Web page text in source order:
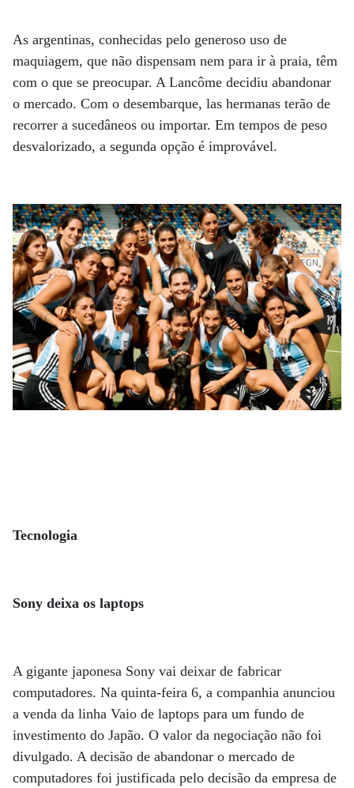
As argentinas, conhecidas pelo generoso uso de
maquiagem, que não dispensam nem para ir à praia, têm
com o que se preocupar. A Lancôme decidiu abandonar
o mercado. Com o desembarque, las hermanas terão de
recorrer a sucedâneos ou importar. Em tempos de peso
desvalorizado, a segunda opção é improvável.
Tecnologia
Sony deixa os laptops
A gigante japonesa Sony vai deixar de fabricar
computadores. Na quinta-feira 6, a companhia anunciou
a venda da linha Vaio de laptops para um fundo de
investimento do Japão. O valor da negociação não foi
divulgado. A decisão de abandonar o mercado de
computadores foi justificada pelo decisão da empresa de